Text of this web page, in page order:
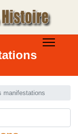
manifestations